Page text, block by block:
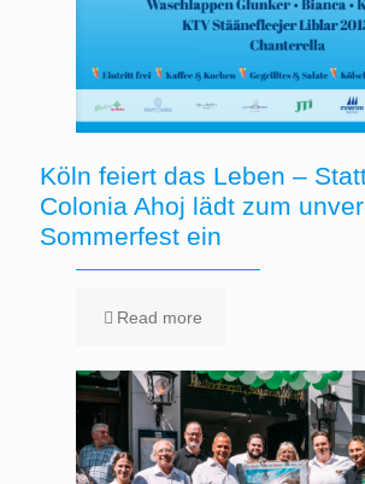
Köln feiert das Leben –
Colonia Ahoj lädt zum
Sommerfest ein
Read more